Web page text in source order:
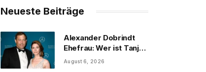
Neueste Beiträge
Alexander Dobrindt
Ehefrau: Wer ist Tanja
Käser?
August 6, 2026